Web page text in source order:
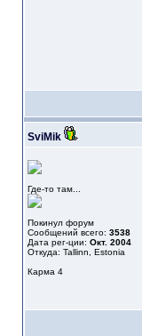
SviMik
Где-то там...
Покинул форум
Сообщений всего: 3538
Дата рег-ции: Окт. 2004
Откуда: Tallinn, Estonia
Карма 4